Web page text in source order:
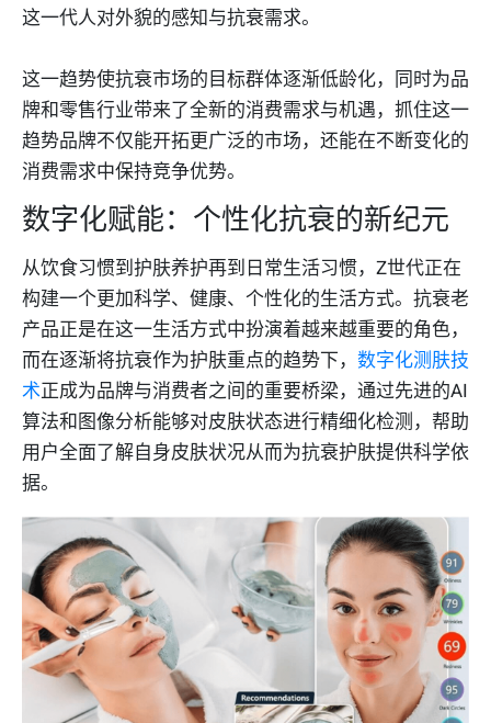
这一代人对外貌的感知与抗衰需求。
这一趋势使抗衰市场的目标群体逐渐低龄化，同时为品
牌和零售行业带来了全新的消费需求与机遇，抓住这一
趋势品牌不仅能开拓更广泛的市场，还能在不断变化的
消费需求中保持竞争优势。
数字化赋能：个性化抗衰的新纪元
从饮食习惯到护肤养护再到日常生活习惯，Z世代正在
构建一个更加科学、健康、个性化的生活方式。抗衰老
产品正是在这一生活方式中扮演着越来越重要的角色，
而在逐渐将抗衰作为护肤重点的趋势下， 数字化测肤技
术正成为品牌与消费者之间的重要桥梁，通过先进的AI
算法和图像分析能够对皮肤状态进行精细化检测，帮助
用户全面了解自身皮肤状况从而为抗衰护肤提供科学依
据。